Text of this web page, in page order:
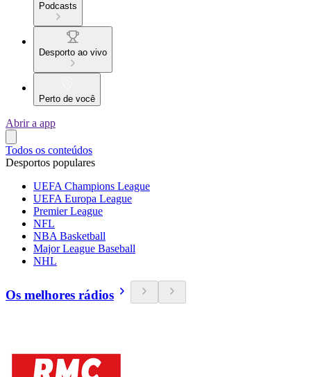
Podcasts
Desporto ao vivo
Perto de você
Abrir a app
Todos os conteúdos
Desportos populares
UEFA Champions League
UEFA Europa League
Premier League
NFL
NBA Basketball
Major League Baseball
NHL
Os melhores rádios